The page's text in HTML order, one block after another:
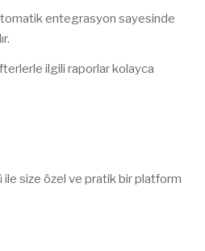
entegrasyon sayesinde
ilgili raporlar kolayca
ile size özel ve pratik bir platform